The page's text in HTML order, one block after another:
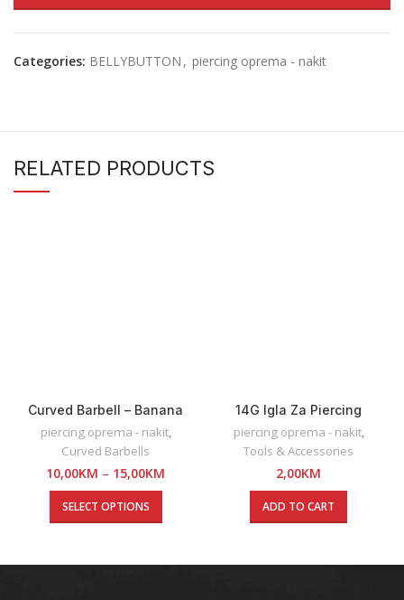
Categories: BELLYBUTTON , piercing oprema - nakit
RELATED PRODUCTS
Curved Barbell – Banana
piercing oprema - nakit,
Curved Barbells
10,00KM – 15,00KM
SELECT OPTIONS
14G Igla Za Piercing
piercing oprema - nakit,
Tools & Accessories
2,00KM
ADD TO CART